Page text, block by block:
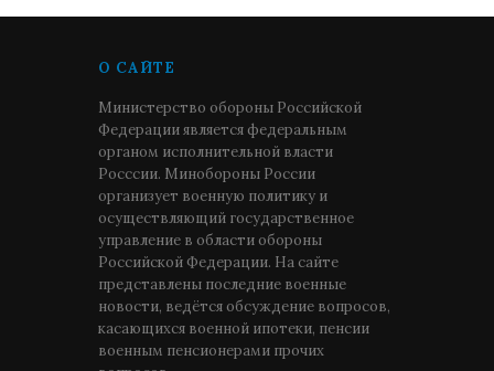
О САЙТЕ
Министерство обороны Российской
Федерации является федеральным
органом исполнительной власти
Росссии. Минобороны России
организует военную политику и
осуществляющий государственное
управление в области обороны
Российской Федерации. На сайте
представлены последние военные
новости, ведётся обсуждение вопросов,
касающихся военной ипотеки, пенсии
военным пенсионерами прочих